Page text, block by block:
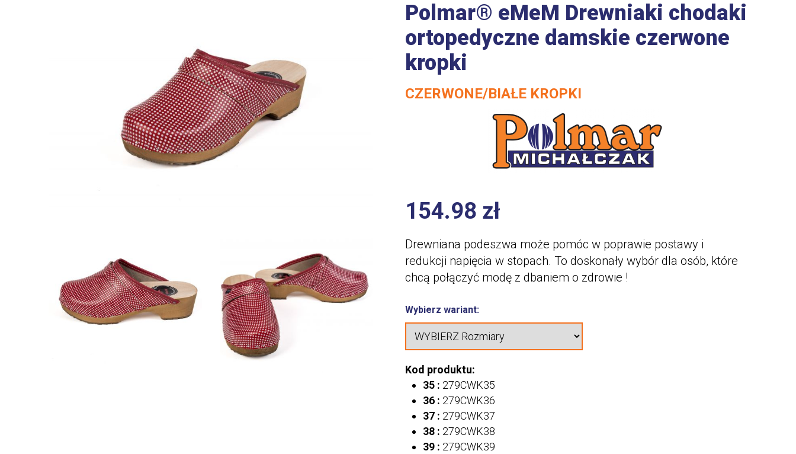
Polmar® eMeM Drewniaki chodaki
ortopedyczne damskie czerwone
kropki
CZERWONE/BIAŁE KROPKI
154.98 zł
Drewniana podeszwa może pomóc w poprawie postawy i
redukcji napięcia w stopach. To doskonały wybór dla osób, które
chcą połączyć modę z dbaniem o zdrowie !
Wybierz wariant:
Kod produktu:
35 : 279CWK35
36 : 279CWK36
37 : 279CWK37
38 : 279CWK38
39 : 279CWK39